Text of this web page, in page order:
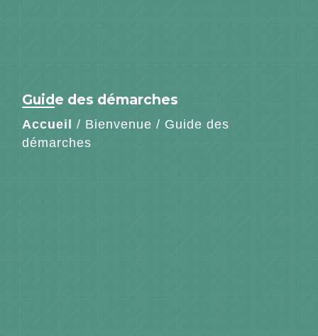
Guide des démarches
Accueil / Bienvenue / Guide des
démarches